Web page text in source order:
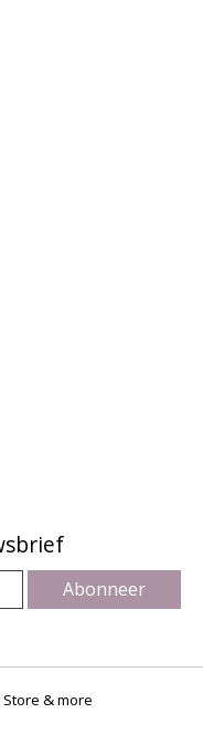
Abonneer
& more